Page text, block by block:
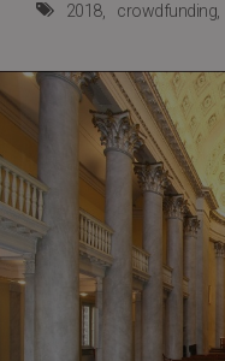
2018 crowdfunding